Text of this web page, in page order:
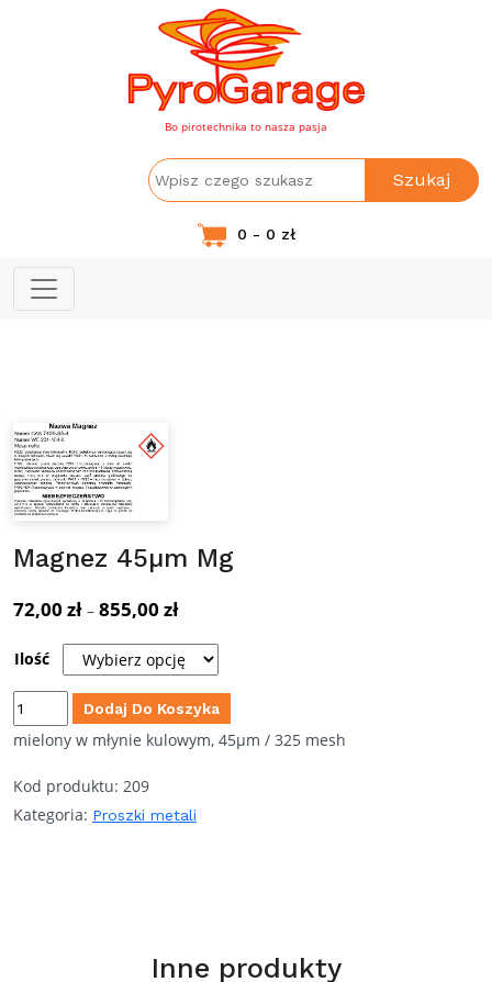
Bo pirotechnika to nasza pasja
Szukaj
0 - 0 zł
Magnez 45µm Mg
72,00 zł – 855,00 złZakres
od
72,00 zł
do
855,00 zł
Ilość
ilość
Magnez
Mg
Dodaj Do Koszyka
mielony w młynie kulowym, 45µm / 325 mesh
Kod produktu: 209
Kategoria: Proszki metali
Inne produkty